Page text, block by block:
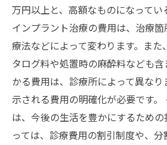
万円以上と、高額なものになってい
インプラント治療の費用は、治療
療法などによって変わります。また
タログ料や処置時の麻酔料なども
かる費用は、診療所によって異な
示される費用の明確化が必要です
は、今後の生活を豊かにするため
っては、診療費用の割引制度や、